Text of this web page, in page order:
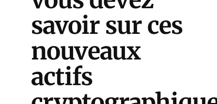
savoir sur ces
nouveaux
actifs